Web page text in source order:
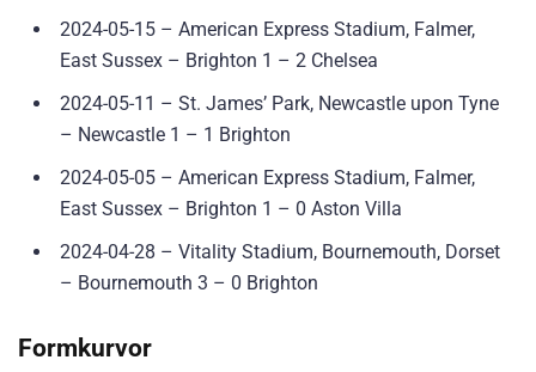
2024-05-15 – American Express Stadium, Falmer,
East Sussex – Brighton 1 – 2 Chelsea
2024-05-11 – St. James’ Park, Newcastle upon Tyne
– Newcastle 1 – 1 Brighton
2024-05-05 – American Express Stadium, Falmer,
East Sussex – Brighton 1 – 0 Aston Villa
2024-04-28 – Vitality Stadium, Bournemouth, Dorset
– Bournemouth 3 – 0 Brighton
Formkurvor